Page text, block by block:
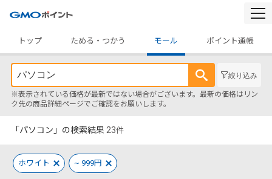
トップ
ためる・つかう モール ポイント通帳
絞り込み
※表示されている価格が最新ではない場合がございます。最新の価格はリン
ク先の商品詳細ページでご確認をお願いします。
「パソコン」の検索結果 23件
ホワイト ~ 999円